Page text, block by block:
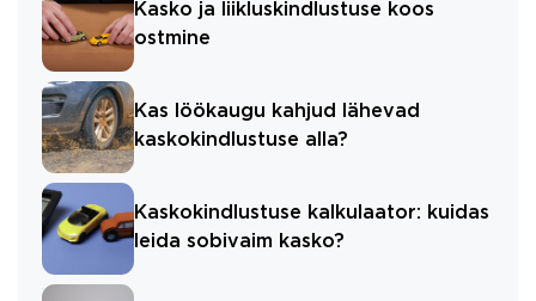
Kasko ja liikluskindlustuse koos
ostmine
Kas löökaugu kahjud lähevad
kaskokindlustuse alla?
Kaskokindlustuse kalkulaator: kuidas
leida sobivaim kasko?